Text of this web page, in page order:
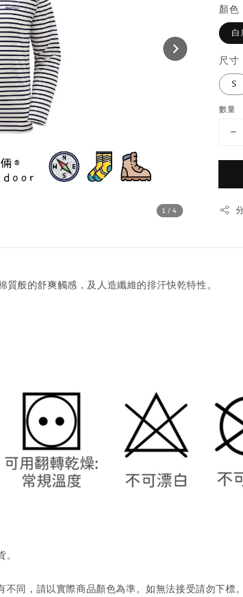
1 /4
顏色
白
尺寸
S
數量
的舒爽觸感，及人造纖維的排汗快乾特性。
同，請以實際商品顏色為準。如無法接受請勿下標。